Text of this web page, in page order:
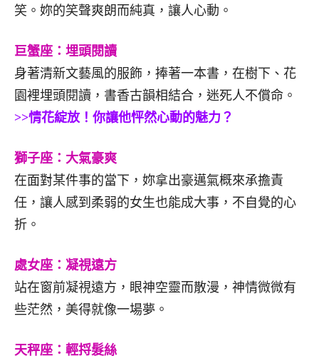
笑。妳的笑聲爽朗而純真，讓人心動。
巨蟹座：埋頭閱讀
身著清新文藝風的服飾，捧著一本書，在樹下、花
園裡埋頭閱讀，書香古韻相結合，迷死人不償命。
>>情花綻放！你讓他怦然心動的魅力？
獅子座：大氣豪爽
在面對某件事的當下，妳拿出豪邁氣概來承擔責
任，讓人感到柔弱的女生也能成大事，不自覺的心
折。
處女座：凝視遠方
站在窗前凝視遠方，眼神空靈而散漫，神情微微有
些茫然，美得就像一場夢。
天秤座：輕捋髮絲